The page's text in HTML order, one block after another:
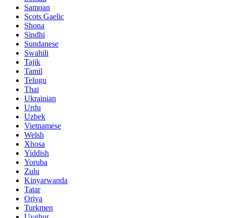
Samoan
Scots Gaelic
Shona
Sindhi
Sundanese
Swahili
Tajik
Tamil
Telugu
Thai
Ukrainian
Urdu
Uzbek
Vietnamese
Welsh
Xhosa
Yiddish
Yoruba
Zulu
Kinyarwanda
Tatar
Oriya
Turkmen